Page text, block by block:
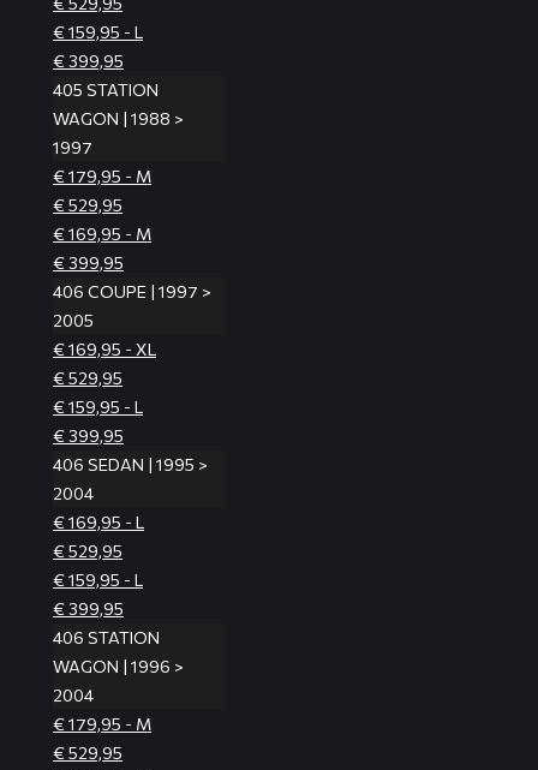
€ 159,95 - L
€ 399,95
405 STATION
WAGON | 1988 >
1997
€ 179,95 - M
€ 529,95
€ 169,95 - M
€ 399,95
406 COUPE | 1997 >
2005
€ 169,95 - XL
€ 529,95
€ 159,95 - L
€ 399,95
406 SEDAN | 1995 >
2004
€ 169,95 - L
€ 529,95
€ 159,95 - L
€ 399,95
406 STATION
WAGON | 1996 >
2004
€ 179,95 - M
€ 529,95